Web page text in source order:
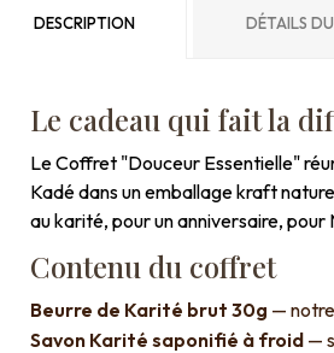
DESCRIPTION DÉTAILS
Le cadeau qui fait la
Le Coffret "Douceur Essentielle"
Kadé dans un emballage kraft
au karité, pour un anniversaire,
Contenu du coffret
Beurre de Karité brut 30g —
Savon Karité saponifié à froid —